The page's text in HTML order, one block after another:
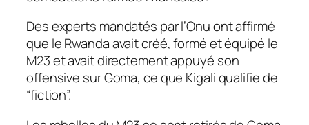
Des experts mandatés par l’Onu ont affirmé
que le Rwanda avait créé, formé et équipé le
M23 et avait directement appuyé son
offensive sur Goma, ce que Kigali qualifie de
“fiction”.